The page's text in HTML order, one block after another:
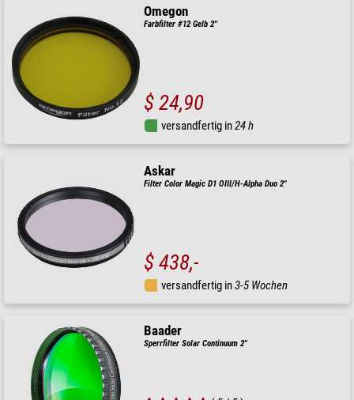
Omegon
Farbfilter #12 Gelb 2''
$ 24,90
versandfertig in24 h
Askar
Filter Color Magic D1 OIII/H-Alpha Duo 2"
$ 438,-
versandfertig in3-5 Wochen
Baader
Sperrfilter Solar Continuum 2"